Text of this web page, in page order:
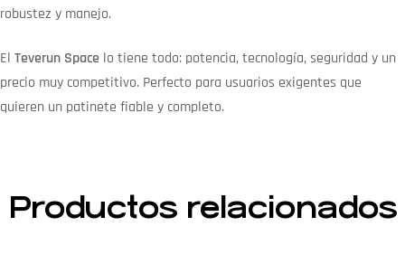
robustez y manejo.
El Teverun Space lo tiene todo: potencia, tecnología, seguridad y un
precio muy competitivo. Perfecto para usuarios exigentes que
quieren un patinete fiable y completo.
Productos relacionados